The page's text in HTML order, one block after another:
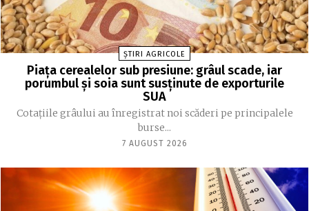
ȘTIRI AGRICOLE
Piața cerealelor sub presiune: grâul scade, iar
porumbul și soia sunt susținute de exporturile
SUA
Cotațiile grâului au înregistrat noi scăderi pe principalele
burse...
7 AUGUST 2026